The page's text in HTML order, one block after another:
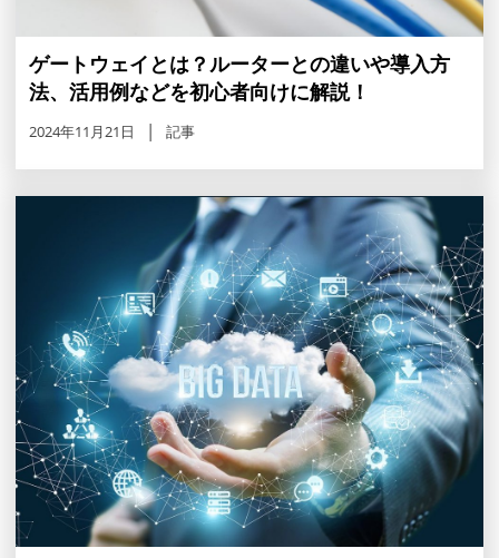
ゲートウェイとは？ルーターとの違いや導入方
法、活用例などを初心者向けに解説！
2024年11月21日 記事